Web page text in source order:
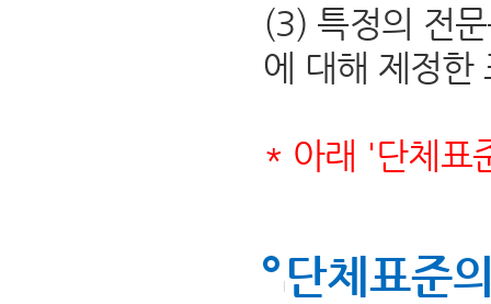
(3) 특정의 전문
에 대해 제정한
* 아래 '단체표
단체표준